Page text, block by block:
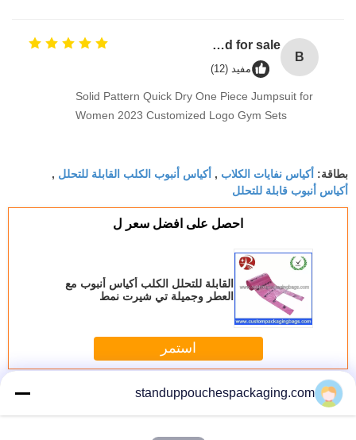
B
Bulk laundry detergent / washing detergent liquid for sale
مفيد (12)
Solid Pattern Quick Dry One Piece Jumpsuit for
Women 2023 Customized Logo Gym Sets
بطاقة: أكياس نفايات الكلاب , أكياس أنبوب الكلب القابلة للتحلل ,
أكياس أنبوب قابلة للتحلل
احصل على افضل سعر ل
القابلة للتحلل الكلب أكياس أنبوب مع
العطر وجميلة تي شيرت نمط
استمر
أكثر حقائب الكلب مؤخرة السفينة
standuppouchespackaging.com